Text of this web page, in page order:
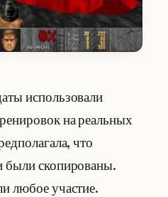
использовали
на реальных
что
были скопированы.
любое участие.